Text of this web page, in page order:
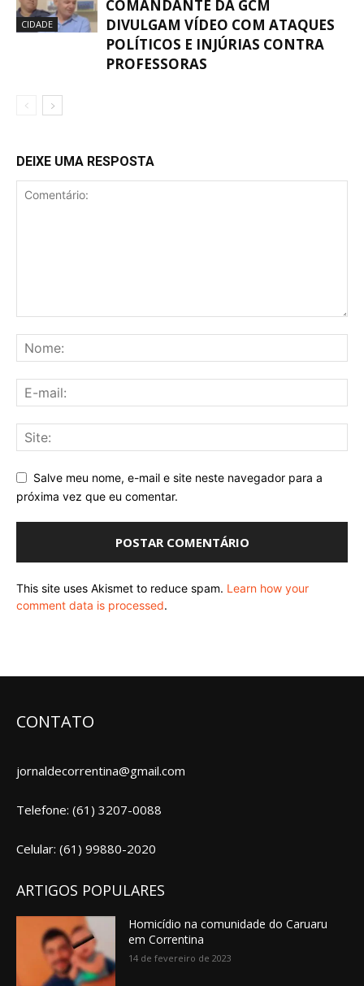
CIDADE
COMANDANTE DA GCM
DIVULGAM VÍDEO COM ATAQUES
POLÍTICOS E INJÚRIAS CONTRA
PROFESSORAS
DEIXE UMA RESPOSTA
Salve meu nome, e-mail e site neste navegador para a
próxima vez que eu comentar.
This site uses Akismet to reduce spam. Learn how your
comment data is processed.
CONTATO
jornaldecorrentina@gmail.com
Telefone: (61) 3207-0088
Celular: (61) 99880-2020
ARTIGOS POPULARES
Homicídio na comunidade do Caruaru
em Correntina
14 de fevereiro de 2023